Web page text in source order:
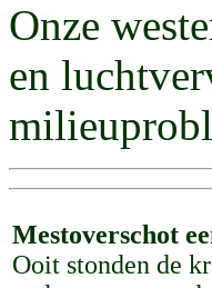
Onze
en
Mestoverschot
Ooit stonden de